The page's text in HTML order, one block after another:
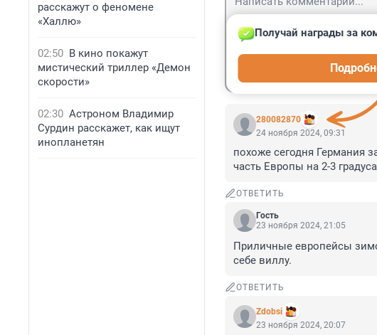
расскажут о феномене
«Халлю»
02:50 В кино покажут
мистический триллер «Демон
скорости»
02:30 Астроном Владимир
Сурдин расскажет, как ищут
инопланетян
280082870
Получай награды за
24 ноября 2024, 09:31
похоже сегодня Германия
часть Европы на 2-3
ОТВЕТИТЬ
Гость
23 ноября 2024, 21:05
Приличные европейсы
себе виллу.
ОТВЕТИТЬ
Zdobsi
23 ноября 2024, 20:07